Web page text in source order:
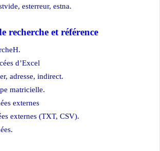
esterreur, estna.
recherche et référence
d’Excel
adresse, indirect.
matricielle.
externes
externes (TXT, CSV).